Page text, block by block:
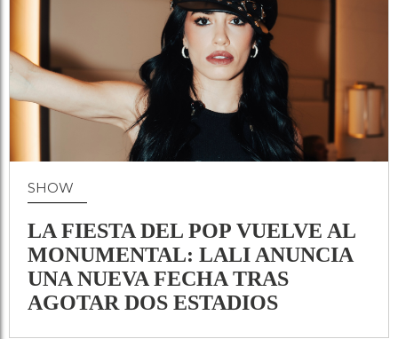
SHOW
LA FIESTA DEL POP VUELVE AL
MONUMENTAL: LALI ANUNCIA
UNA NUEVA FECHA TRAS
AGOTAR DOS ESTADIOS